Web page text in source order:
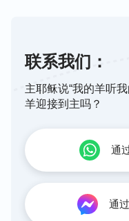
全的神性，他就能
能随时随地地发表
领整个人类；就是
明他具备神的身份
道成肉身最大的奥
是普通正常，而是
完全的神性，这隐
法看见的，就如当
联系我们：
主耶稣说“我的羊听
羊迎接到主吗？
通
通